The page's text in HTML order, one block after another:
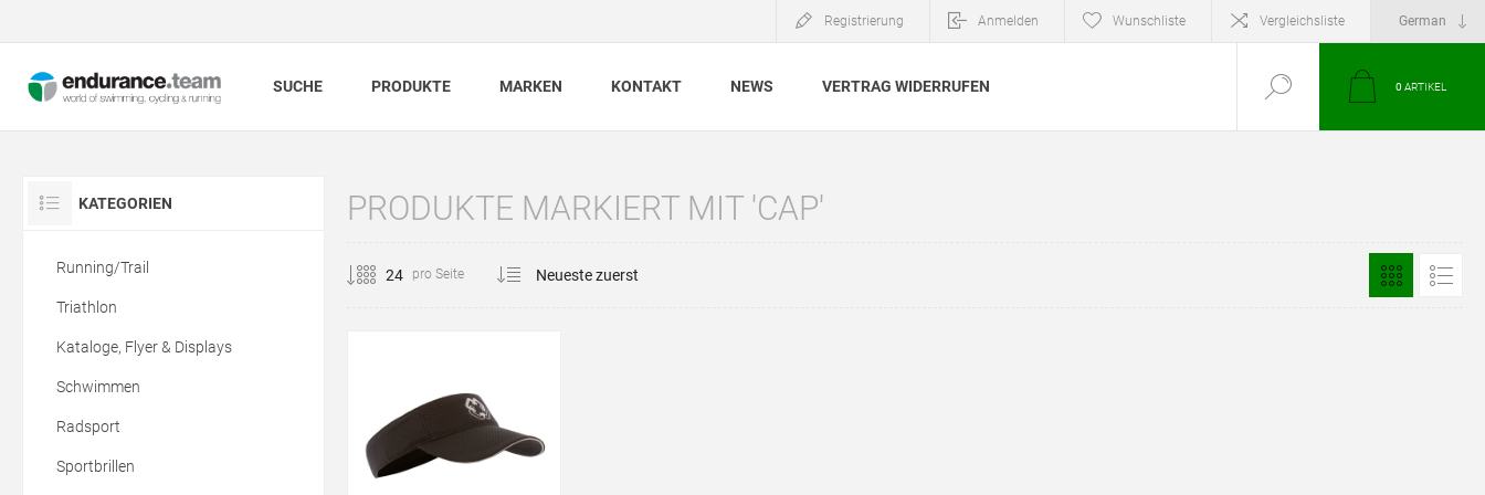
Registrierung Anmelden Wunschliste Vergleichsliste
SUCHE PRODUKTE MARKEN KONTAKT NEWS VERTRAG WIDERRUFEN 0 ARTIKEL
PRODUKTE MARKIERT MIT 'CAP'
pro Seite
KATEGORIEN
Running/Trail
Triathlon
Kataloge, Flyer & Displays
Schwimmen
Radsport
Sportbrillen